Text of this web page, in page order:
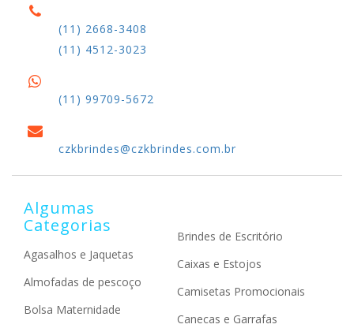
(11) 2668-3408
(11) 4512-3023
(11) 99709-5672
czkbrindes@czkbrindes.com.br
Algumas
Categorias
Agasalhos e Jaquetas
Almofadas de pescoço
Bolsa Maternidade
Brindes de Escritório
Caixas e Estojos
Camisetas Promocionais
Canecas e Garrafas